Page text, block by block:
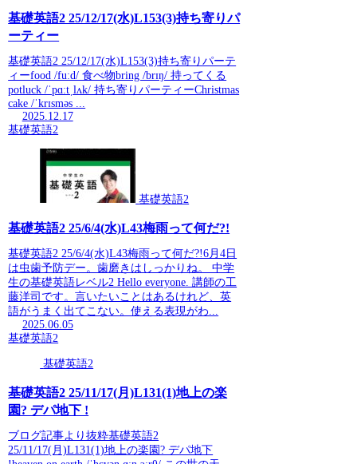
基礎英語2 25/12/17(水)L153(3)持ち寄りパ
ーティー
基礎英語2 25/12/17(水)L153(3)持ち寄りパーテ
ィーfood /fuːd/ 食べ物bring /brɪŋ/ 持ってくる
potluck /ˈpɑːtˌlʌk/ 持ち寄りパーティーChristmas
cake /ˈkrɪsməs ...
2025.12.17
基礎英語2
基礎英語2
基礎英語2 25/6/4(水)L43梅雨って何だ?!
基礎英語2 25/6/4(水)L43梅雨って何だ?!6月4日
は虫歯予防デー。歯磨きはしっかりね。 中学
生の基礎英語レベル2 Hello everyone. 講師の工
藤洋司です。言いたいことはあるけれど、英
語がうまく出てこない。使える表現がわ...
2025.06.05
基礎英語2
基礎英語2
基礎英語2 25/11/17(月)L131(1)地上の楽
園? デパ地下 !
ブログ記事より抜粋基礎英語2
25/11/17(月)L131(1)地上の楽園? デパ地下